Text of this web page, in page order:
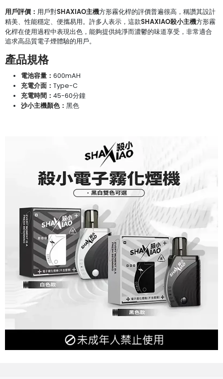
用戶評價： 用戶對SHAXIAO主機方形霧化桿的評價普遍很高，稱讚其設計
精美、性能穩定、便攜易用。許多人表示，這款SHAXIAO殺小主機方形霧
化桿在使用過程中表現出色，能夠提供純淨而濃鬱的味道享受，非常適合
追求高品質電子煙體驗的用戶。
產品規格
電池容量： 600mAH
充電介面： Type-C
充電時間： 45-60分鐘
沙小主機顏色： 黑色